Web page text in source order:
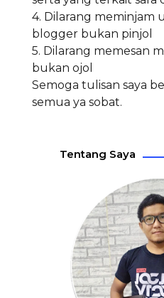
4. Dilarang meminjam
blogger bukan pinjol
5. Dilarang memesan
bukan ojol
Semoga tulisan saya
semua ya sobat.
Tentang Saya